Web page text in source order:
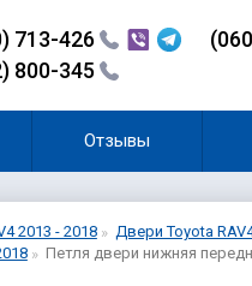
713-426
800-345
Отзывы
2013 - 2018 Двери Toyota
Петля двери нижняя